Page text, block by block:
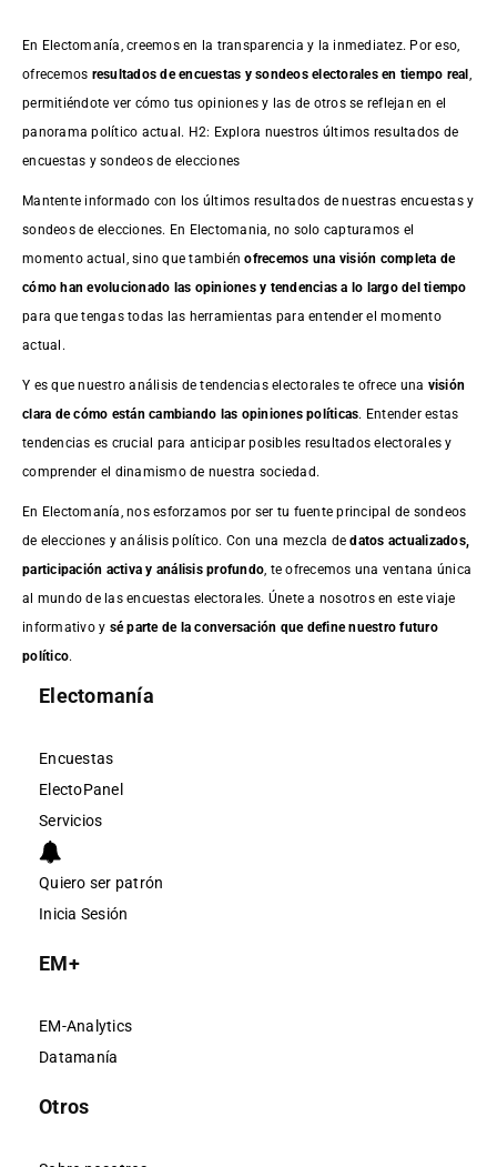
En Electomanía, creemos en la transparencia y la inmediatez. Por eso,
ofrecemos resultados deencuestas y sondeos electorales en tiempo real
permitiéndote ver cómo tus opiniones y las de otros se reflejan en el
panorama político actual. H2: Explora nuestros últimos resultados de
encuestas y sondeos de elecciones
Mantente informado con los últimos resultados de nuestras encuestasy
sondeos de elecciones. En Electomania, no solo capturamos el
momento actual, sino que tambiénofrecemos una visión completa de
cómo han evolucionado las opiniones y tendencias a lo largo del tiempo
para que tengas todas las herramientas para entender el momento
actual.
Y es que nuestro análisis de tendencias electorales te ofrece una visión
clara de cómo están cambiando las opiniones políticas. Entender estas
tendencias es crucial para anticipar posibles resultados electorales y
comprender el dinamismo de nuestra sociedad.
En Electomanía, nos esforzamos por ser tu fuente principal de sondeos
de elecciones y análisis político. Con una mezcla dedatos actualizados,
participación activa y análisis profundo , te ofrecemos una ventana única
al mundo de las encuestas electorales. Únete a nosotros en este viaje
informativo y sé parte de la conversación que define nuestro futuro
político.
Electomanía
Encuestas
ElectoPanel
Servicios
Quiero ser patrón
Inicia Sesión
EM+
EM-Analytics
Datamanía
Otros